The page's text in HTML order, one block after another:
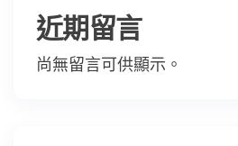
近期留言
尚無留言可供顯示。